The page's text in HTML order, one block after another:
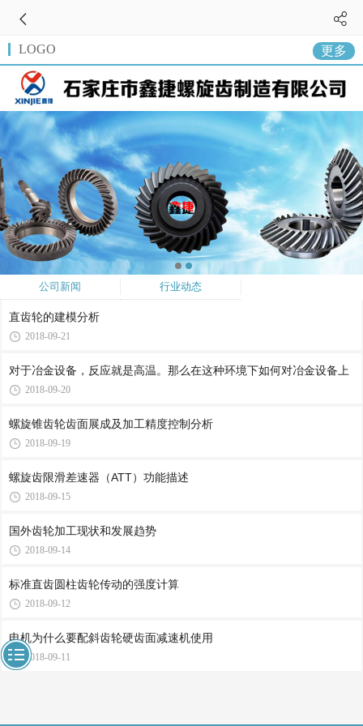
LOGO 更多
公司新闻 行业动态
直齿轮的建模分析
2018-09-21
对于冶金设备，反应就是高温。那么在这种环境下如何对冶金设备上
2018-09-20
螺旋锥齿轮齿面展成及加工精度控制分析
2018-09-19
螺旋齿限滑差速器（ATT）功能描述
2018-09-15
国外齿轮加工现状和发展趋势
2018-09-14
标准直齿圆柱齿轮传动的强度计算
2018-09-12
电机为什么要配斜齿轮硬齿面减速机使用
2018-09-11